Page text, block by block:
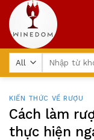
Skip
content
KIẾN THỨC VỀ RƯỢU
Cách làm
thực hiện